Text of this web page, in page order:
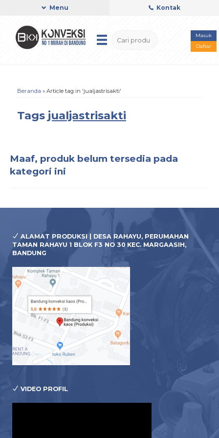
Menu Kontak
Masuk
Daftar
Beranda » Article tag in 'jualjastrisakti'
Tags jualjastrisakti
Maaf, produk belum tersedia pada
kategori ini
ALAMAT PRODUKSI | DESA RAHAYU, PERUMAHAN
TAMAN RAHAYU 1 BLOK F3 NO 30 KEC. MARGAASIH,
BANDUNG
VIDEO PROFIL